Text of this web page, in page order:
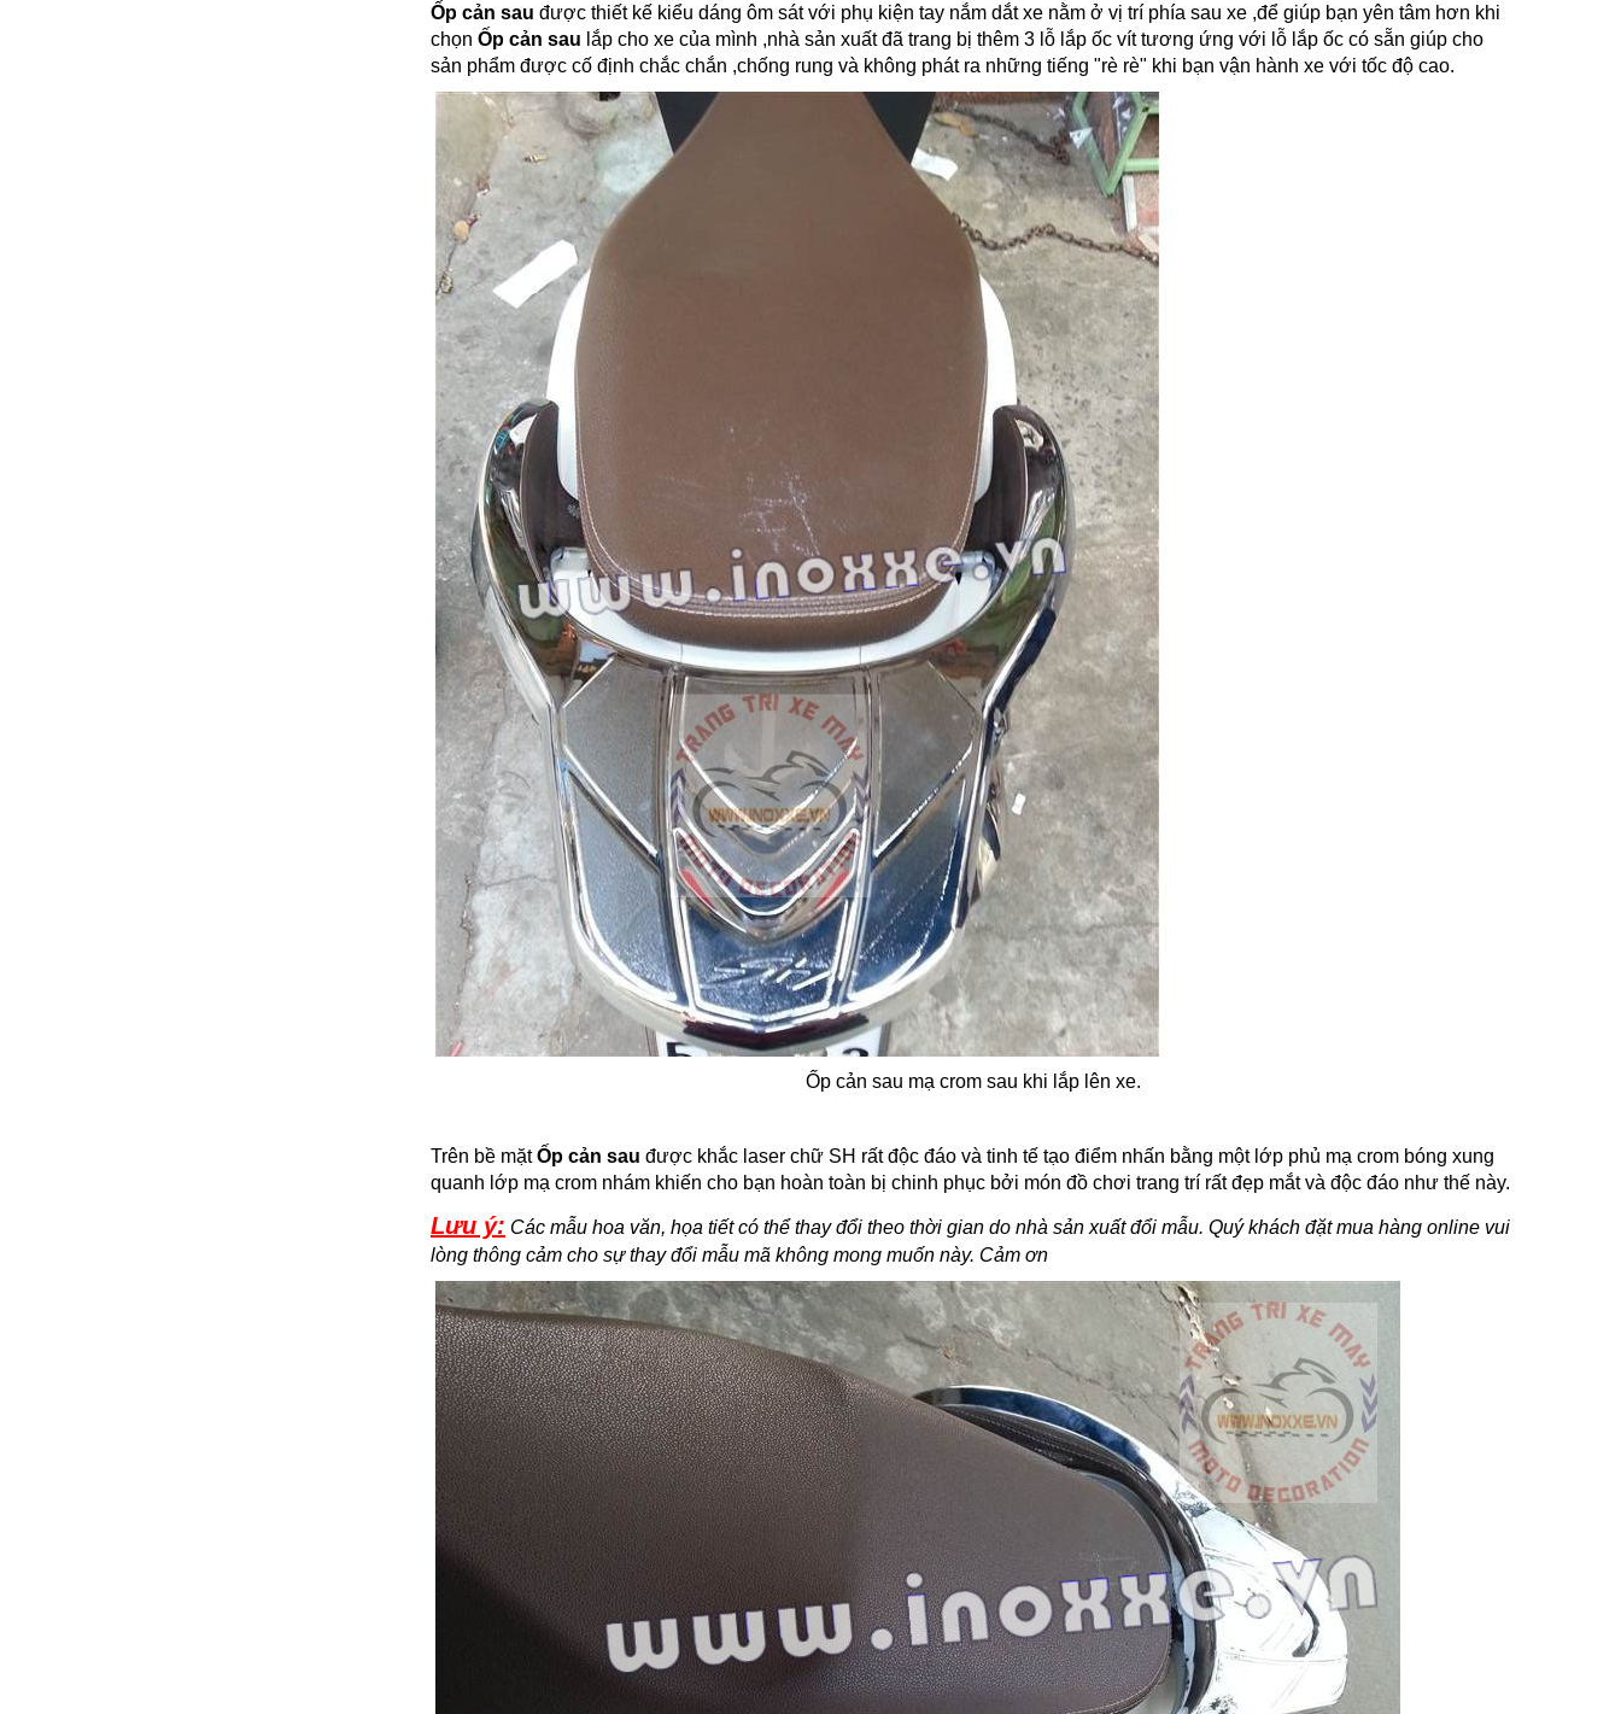
Ốp cản sau được thiết kế kiểu dáng ôm sát với phụ kiện tay nắm dắt xe nằm ở vị trí phía sau xe ,để giúp bạn yên tâm hơn khi
chọn Ốp cản sau lắp cho xe của mình ,nhà sản xuất đã trang bị thêm 3 lỗ lắp ốc vít tương ứng với lỗ lắp ốc có sẵn giúp cho
sản phẩm được cố định chắc chắn ,chống rung và không phát ra những tiếng "rè rè" khi bạn vận hành xe với tốc độ cao.
Ốp cản sau mạ crom sau khi lắp lên xe.
Trên bề mặtỐp cản sau được khắc laser chữ SH rất độc đáo và tinh tế tạo điểm nhấn bằng một lớp phủ mạ crom bóng xung
quanh lớp mạ crom nhám khiến cho bạn hoàn toàn bị chinh phục bởi món đồ chơi trang trí rất đẹp mắt và độc đáo như thế này.
Lưu ý: Các mẫu hoa văn, họa tiết có thể thay đổi theo thời gian do nhà sản xuất đổi mẫu. Quý khách đặt mua hàng online vui
lòng thông cảm cho sự thay đổi mẫu mã không mong muốn này. Cảm ơn